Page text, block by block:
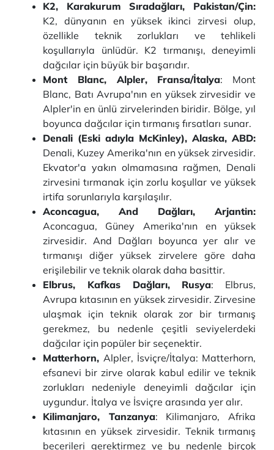
K2, Karakurum Sıradağları, Pakistan/Çin:
K2, dünyanın en yüksek ikinci zirvesi olup,
özellikle teknik zorlukları ve tehlikeli
koşullarıyla ünlüdür. K2 tırmanışı, deneyimli
dağcılar için büyük bir başarıdır.
Mont Blanc, Alpler, Fransa/İtalya: Mont
Blanc, Batı Avrupa'nın en yüksek zirvesidir ve
Alpler'in en ünlü zirvelerinden biridir. Bölge, yıl
boyunca dağcılar için tırmanış fırsatları sunar.
Denali (Eski adıyla McKinley), Alaska, ABD:
Denali, Kuzey Amerika'nın en yüksek zirvesidir.
Ekvator'a yakın olmamasına rağmen, Denali
zirvesini tırmanak için zorlu koşullar ve yüksek
irtifa sorunlarıyla karşılaşılır.
Aconcagua, And Dağları, Arjantin:
Aconcagua, Güney Amerika'nın en yüksek
zirvesidir. And Dağları boyunca yer alır ve
tırmanışı diğer yüksek zirvelere göre daha
erişilebilir ve teknik olarak daha basittir.
Elbrus, Kafkas Dağları, Rusya: Elbrus,
Avrupa kıtasının en yüksek zirvesidir. Zirvesine
ulaşmak için teknik olarak zor bir tırmanış
gerekmez, bu nedenle çeşitli seviyelerdeki
dağcılar için popüler bir seçenektir.
Matterhorn, Alpler, İsviçre/İtalya: Matterhorn,
efsanevi bir zirve olarak kabul edilir ve teknik
zorlukları nedeniyle deneyimli dağcılar için
uygundur. İtalya ve İsviçre arasında yer alır.
Kilimanjaro, Tanzanya: Kilimanjaro, Afrika
kıtasının en yüksek zirvesidir. Teknik tırmanış
becerileri gerektirmez ve bu nedenle birçok